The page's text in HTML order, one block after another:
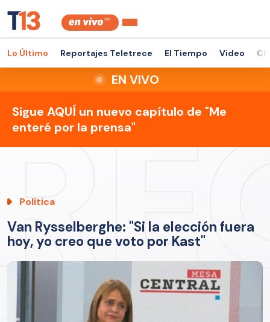
Lo Último Reportajes Teletrece El Tiempo Video
EN VIVO
Sigue AQUÍ un nuevo capítulo de "Me
enteré por la prensa"
Política
Van Rysselberghe: "Si la elección fuera
hoy, yo creo que voto por Kast"